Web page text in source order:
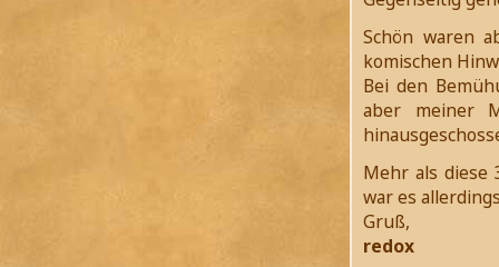
Schön waren
komischen
Bei den
aber meiner
Mehr als diese
war es
Gruß,
redox